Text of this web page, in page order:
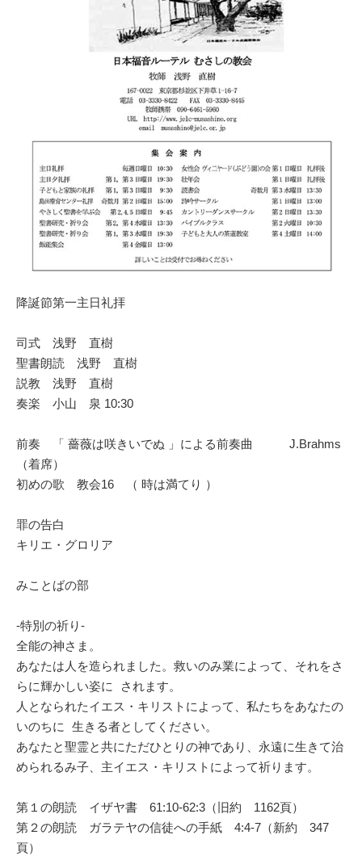
降誕節第一主日礼拝
司式 浅野 直樹
聖書朗読 浅野 直樹
説教 浅野 直樹
奏楽 小山 泉 10:30
前奏 「 薔薇は咲きいでぬ 」による前奏曲 J.Brahms
（着席）
初めの歌 教会16 （ 時は満てり ）
罪の告白
キリエ・グロリア
みことばの部
-特別の祈り-
全能の神さま。
あなたは人を造られました。救いのみ業によって、それをさ
らに輝かしい姿に されます。
人となられたイエス・キリストによって、私たちをあなたの
いのちに 生きる者としてください。
あなたと聖霊と共にただひとりの神であり、永遠に生きて治
められるみ子、主イエス・キリストによって祈ります。
第１の朗読 イザヤ書 61:10-62:3（旧約 1162頁）
第２の朗読 ガラテヤの信徒への手紙 4:4-7（新約 347
頁）